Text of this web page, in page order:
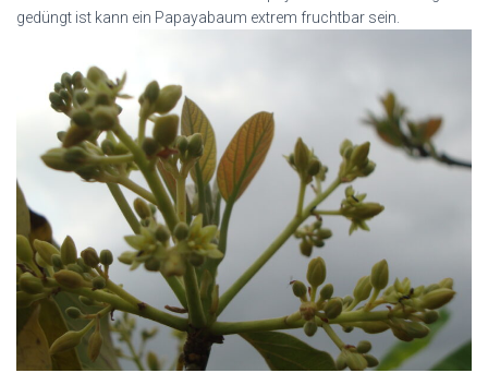
gedüngt ist kann ein Papayabaum extrem fruchtbar sein.